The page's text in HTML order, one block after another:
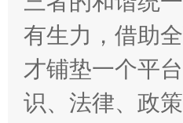
有生力，借助
才铺垫一个平
识、法律、政